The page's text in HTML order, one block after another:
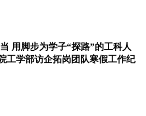
用脚步为学子“探路”的工科人
学部访企拓岗团队寒假工作纪